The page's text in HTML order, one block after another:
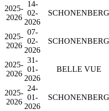
2025-
2026
14-
02-
2026
SCHONENBERG
2025-
2026
07-
02-
2026
SCHONENBERG
2025-
2026
31-
01-
2026
BELLE VUE
2025-
2026
24-
01-
2026
SCHONENBERG